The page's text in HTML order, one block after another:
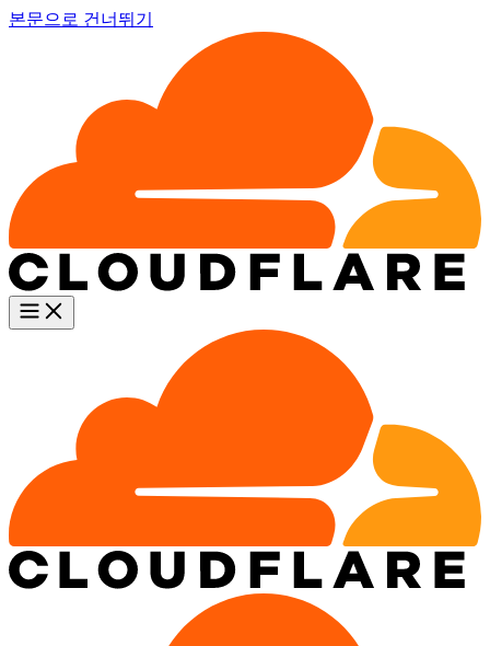
본문으로 건너뛰기